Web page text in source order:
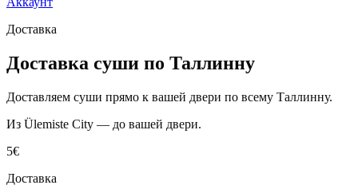
Доставка
Доставка суши по Таллинну
Доставляем суши прямо к вашей двери по всему Таллинну.
Из Ülemiste City — до вашей двери.
5€
Доставка